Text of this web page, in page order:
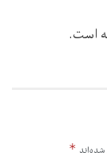
است.
*